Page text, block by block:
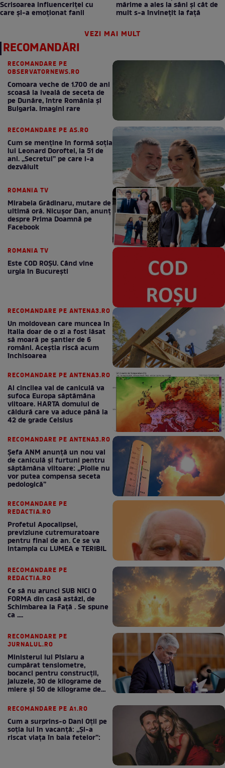
Scrisoarea influenceriței cu
care și-a emoționat fanii
mărime a ales la sâni și cât de
mult s-a învinețit la față
VEZI MAI MULT
RECOMANDĂRI
RECOMANDARE PE
OBSERVATORNEWS.RO
Comoara veche de 1.700 de ani
scoasă la iveală de seceta de
pe Dunăre, între România şi
Bulgaria. Imagini rare
RECOMANDARE PE AS.RO
Cum se menţine în formă soţia
lui Leonard Doroftei, la 51 de
ani. „Secretul” pe care l-a
dezvăluit
ROMANIA TV
Mirabela Grădinaru, mutare de
ultimă oră. Nicuşor Dan, anunţ
despre Prima Doamnă pe
Facebook
ROMANIA TV
Este COD ROŞU. Când vine
urgia în Bucureşti
RECOMANDARE PE ANTENA3.RO
Un moldovean care muncea în
Italia doar de o zi a fost lăsat
să moară pe şantier de 6
români. Aceștia riscă acum
închisoarea
RECOMANDARE PE ANTENA3.RO
Al cincilea val de caniculă va
sufoca Europa săptămâna
viitoare. HARTA domului de
căldură care va aduce până la
42 de grade Celsius
RECOMANDARE PE ANTENA3.RO
Șefa ANM anunță un nou val
de caniculă și furtuni pentru
săptămâna viitoare: „Ploile nu
vor putea compensa seceta
pedologică”
RECOMANDARE PE
REDACTIA.RO
Profetul Apocalipsei,
previziune cutremuratoare
pentru final de an. Ce se va
intampla cu LUMEA e TERIBIL
RECOMANDARE PE
REDACTIA.RO
Ce să nu arunci SUB NICI O
FORMA din casă astăzi, de
Schimbarea la Față . Se spune
ca ....
RECOMANDARE PE
JURNALUL.RO
Ministerul lui Pîslaru a
cumpărat tensiometre,
bocanci pentru construcții,
jaluzele, 30 de kilograme de
miere și 50 de kilograme de
RECOMANDARE PE A1.RO
Cum a surprins-o Dani Oțil pe
soția lui în vacanță: „Și-a
riscat viața în baia fetelor”: